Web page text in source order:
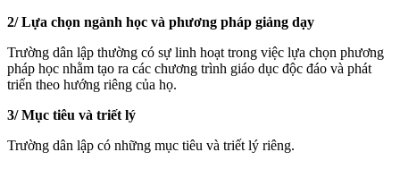
2/ Lựa chọn ngành học và phương pháp giảng dạy
Trường dân lập thường có sự linh hoạt trong việc lựa chọn phương
pháp học nhằm tạo ra các chương trình giáo dục độc đáo và phát
triển theo hướng riêng của họ.
3/ Mục tiêu và triết lý
Trường dân lập có những mục tiêu và triết lý riêng.